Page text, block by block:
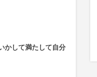
かして満たして自分